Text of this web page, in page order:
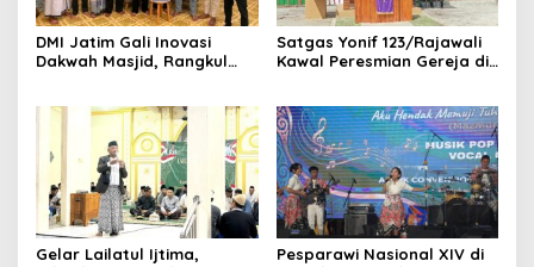
DMI Jatim Gali Inovasi
Dakwah Masjid, Rangkul
Satgas Yonif 123/Rajawali
Kawal Peresmian Gereja di
Papua Selatan
Gelar Lailatul Ijtima,
Pesparawi Nasional XIV di